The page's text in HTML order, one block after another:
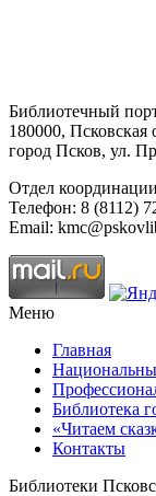
Библиотечный
180000, Псковская
город Псков, ул.
Отдел
Телефон: 8 (8112)
Email:
Меню
Главная
Библиотека
«Читаем
Контакты
Библиотеки